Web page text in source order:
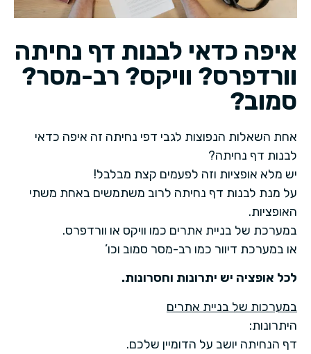
איפה כדאי לבנות דף נחיתה
וורדפרס? וויקס? רב-מסר?
סמוב?
אחת השאלות הנפוצות לגבי דפי נחיתה זה איפה כדאי
לבנות דף נחיתה?
יש מלא אופציות וזה לפעמים קצת מבלבל!
על מנת לבנות דף נחיתה לרוב משתמשים באחת משתי
האופציות.
במערכת של בניית אתרים כמו וויקס או וורדפרס.
או במערכת דיוור כמו רב-מסר סמוב וכו’
לכל אופציה יש יתרונות וחסרונות.
במערכות של בניית אתרים
היתרונות:
דף הנחיתה יושב על הדומיין שלכם.